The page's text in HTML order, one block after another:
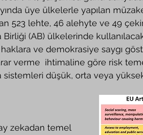
üye ülkelerle yapılan
523 lehte, 46 alehyte ve 49
Birliği (AB) ülkelerinde
ve demokrasiye saygı
verme  ihtimaline göre risk
düşük, orta veya yüksek